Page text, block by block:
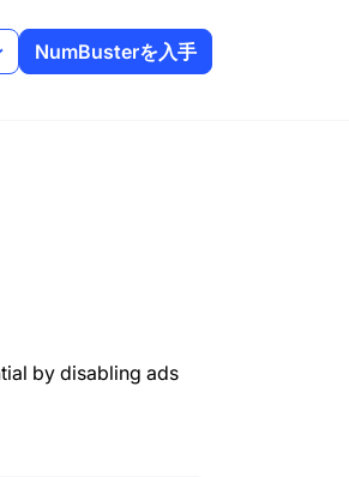
NumBusterを入手
by disabling ads